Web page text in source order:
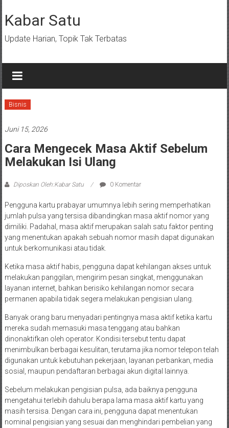
ke
konten
Kabar Satu
Update Harian, Topik Tak Terbatas
Bisnis
Juni 15, 2026
Cara Mengecek Masa Aktif Sebelum
Melakukan Isi Ulang
Diposkan Oleh:Kabar Satu 0 Komentar
Pengguna kartu prabayar umumnya lebih sering memperhatikan
jumlah pulsa yang tersisa dibandingkan masa aktif nomor yang
dimiliki. Padahal, masa aktif merupakan salah satu faktor penting
yang menentukan apakah sebuah nomor masih dapat digunakan
untuk berkomunikasi atau tidak.
Ketika masa aktif habis, pengguna dapat kehilangan akses untuk
melakukan panggilan, mengirim pesan singkat, menggunakan
layanan internet, bahkan berisiko kehilangan nomor secara
permanen apabila tidak segera melakukan pengisian ulang.
Banyak orang baru menyadari pentingnya masa aktif ketika kartu
mereka sudah memasuki masa tenggang atau bahkan
dinonaktifkan oleh operator. Kondisi tersebut tentu dapat
menimbulkan berbagai kesulitan, terutama jika nomor telepon telah
digunakan untuk kebutuhan pekerjaan, layanan perbankan, media
sosial, maupun pendaftaran berbagai akun digital lainnya.
Sebelum melakukan pengisian pulsa, ada baiknya pengguna
mengetahui terlebih dahulu berapa lama masa aktif kartu yang
masih tersisa. Dengan cara ini, pengguna dapat menentukan
nominal pengisian yang sesuai dan menghindari pembelian yang